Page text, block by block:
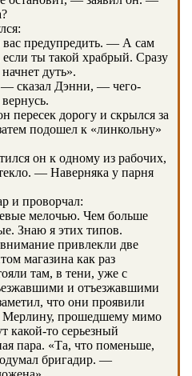
предупредить. — А сам
ты такой храбрый. Сразу
дуть».
сказал Дэнни, — чего-
пересек дорогу и скрылся за
подошел к «линкольну»
он к одному из рабочих,
— Наверняка у парня
и проворчал:
мелочью. Чем больше
Знаю я этих типов.
привлекли две
магазина как раз
там, в тени, уже с
и отъезжавшими
что они проявили
Мерлину, прошедшему мимо
какой-то серьезный
пара. «Та, что поменьше,
бригадир. —